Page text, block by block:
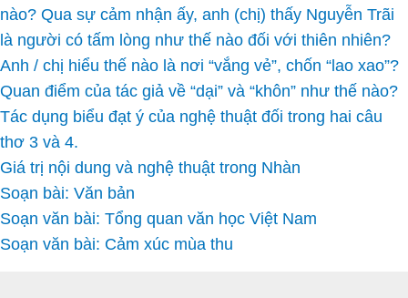
nào? Qua sự cảm nhận ấy, anh (chị) thấy Nguyễn Trãi
là người có tấm lòng như thế nào đối với thiên nhiên?
Anh / chị hiểu thế nào là nơi “vắng vẻ”, chốn “lao xao”?
Quan điểm của tác giả về “dại” và “khôn” như thế nào?
Tác dụng biểu đạt ý của nghệ thuật đối trong hai câu
thơ 3 và 4.
Giá trị nội dung và nghệ thuật trong Nhàn
Soạn bài: Văn bản
Soạn văn bài: Tổng quan văn học Việt Nam
Soạn văn bài: Cảm xúc mùa thu